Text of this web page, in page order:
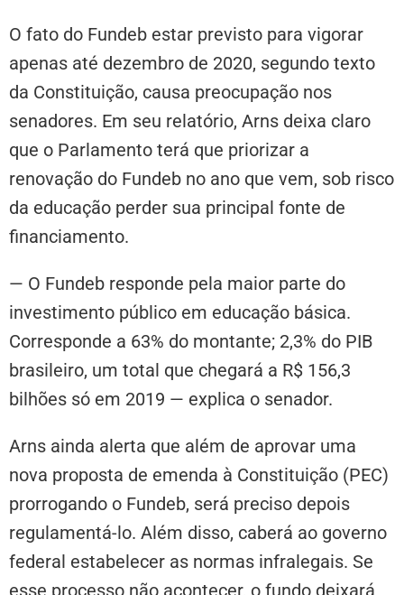
O fato do Fundeb estar previsto para vigorar
apenas até dezembro de 2020, segundo texto
da Constituição, causa preocupação nos
senadores. Em seu relatório, Arns deixa claro
que o Parlamento terá que priorizar a
renovação do Fundeb no ano que vem, sob risco
da educação perder sua principal fonte de
financiamento.
— O Fundeb responde pela maior parte do
investimento público em educação básica.
Corresponde a 63% do montante; 2,3% do PIB
brasileiro, um total que chegará a R$ 156,3
bilhões só em 2019 — explica o senador.
Arns ainda alerta que além de aprovar uma
nova proposta de emenda à Constituição (PEC)
prorrogando o Fundeb, será preciso depois
regulamentá-lo. Além disso, caberá ao governo
federal estabelecer as normas infralegais. Se